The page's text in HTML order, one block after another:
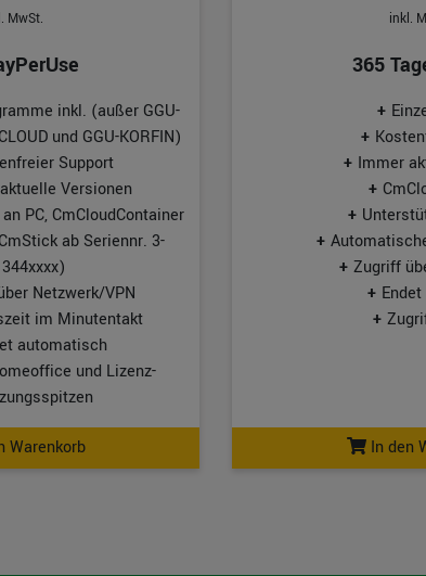
MwSt.
inkl. (außer GGU-
und GGU-KORFIN)
Support
Versionen
PC, CmCloudContainer
ab Seriennr. 3-
344xxxx)
Netzwerk/VPN
im Minutentakt
automatisch
und Lizenz-
Warenkorb
inkl.
365
Immer
Zugriff
In den